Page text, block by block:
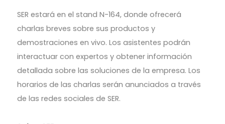
SER estará en el stand N-164, donde ofrecerá
charlas breves sobre sus productos y
demostraciones en vivo. Los asistentes podrán
interactuar con expertos y obtener información
detallada sobre las soluciones de la empresa. Los
horarios de las charlas serán anunciados a través
de las redes sociales de SER.